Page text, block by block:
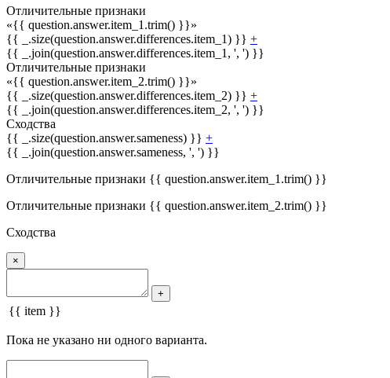
Отличительные признаки
«{{ question.answer.item_1.trim() }}»
{{ _.size(question.answer.differences.item_1) }} +
{{ _.join(question.answer.differences.item_1, ', ') }}
Отличительные признаки
«{{ question.answer.item_2.trim() }}»
{{ _.size(question.answer.differences.item_2) }} +
{{ _.join(question.answer.differences.item_2, ', ') }}
Сходства
{{ _.size(question.answer.sameness) }} +
{{ _.join(question.answer.sameness, ', ') }}
Отличительные признаки {{ question.answer.item_1.trim() }}
Отличительные признаки {{ question.answer.item_2.trim() }}
Сходства
×
+
{{ item }}
Пока не указано ни одного варианта.